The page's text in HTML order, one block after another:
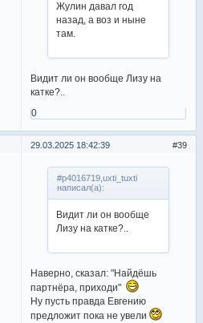
Жулин давал год
назад, а воз и ныне
там.
Видит ли он вообще Лизу на
катке?..
0
39
29.03.2025 18:42:39
#p4016719,uxti_tuxti
написал(а):
Видит ли он вообще
Лизу на катке?..
Наверно, сказал: "Найдёшь
партнёра, приходи"
Ну пусть правда Евгению
предложит пока не увели